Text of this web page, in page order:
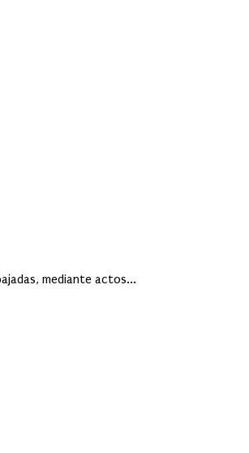
mediante actos...